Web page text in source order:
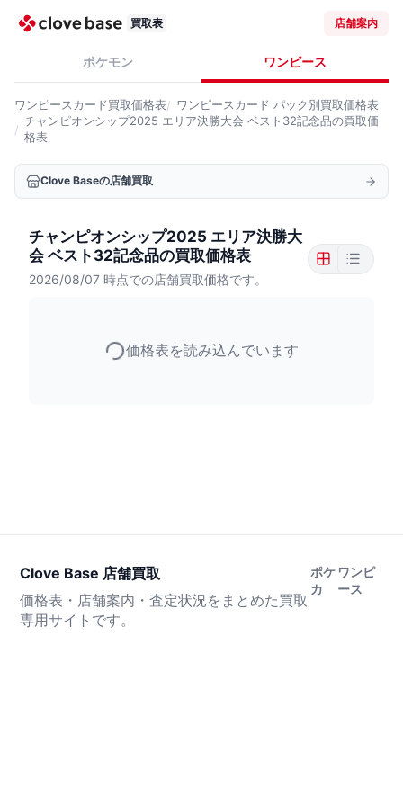
買取表 店舗案内
ポケモン ワンピース
ワンピースカード買取価格表 ワンピースカード パック別買取価格表
チャンピオンシップ2025 エリア決勝大会 ベスト32記念品の買取価
格表
Clove Baseの店舗買取
チャンピオンシップ2025 エリア決勝大
会 ベスト32記念品の買取価格表
2026/08/07 時点での店舗買取価格です。
価格表を読み込んでいます
Clove Base 店舗買取
価格表・店舗案内・査定状況をまとめた買取
専用サイトです。
ポケ
カ
ワンピ
ース